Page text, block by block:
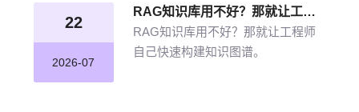
22
2026-07
RAG知识库用不好？那就让工程师自己快速构建知识图谱
RAG知识库用不好？那就让工程师
自己快速构建知识图谱。